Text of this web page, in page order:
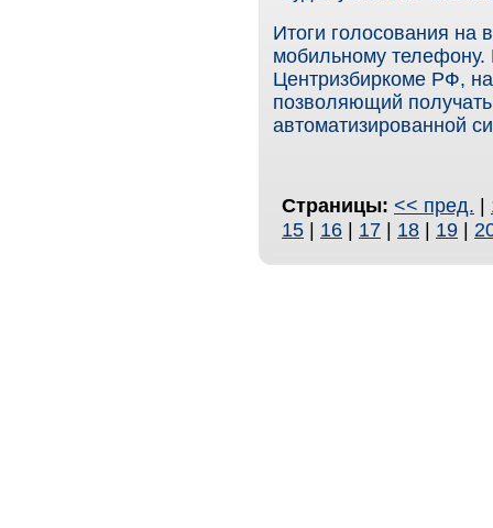
Итоги голосования на
мобильному
Центризбиркоме РФ,
позволяющий
автоматизированной
Страницы: << пред. |
15 | 16 | 17 | 18 | 19 |